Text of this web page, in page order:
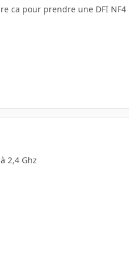
ca pour prendre une DFI NF4
2,4 Ghz